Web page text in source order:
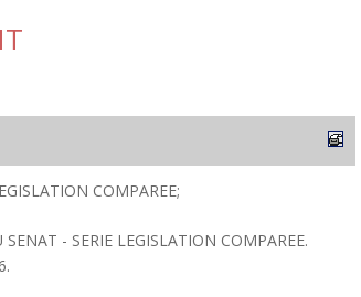
COMPAREE;
- SERIE LEGISLATION COMPAREE.